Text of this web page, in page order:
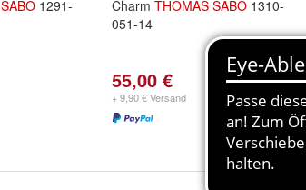
SABO 1291-
Charm THOMAS SABO 1310-
051-14
55,00 €
+ 9,90 € Versand